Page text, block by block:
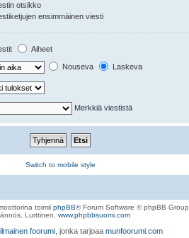
otsikko
ensimmäinen viesti
Aiheet
Nouseva Laskeva
Merkkiä viestistä
Switch to mobile style
toimii phpBB® Forum Software © phpBB Group
Lurttinen, www.phpbbsuomi.com
ilmainen foorumi , jonka tarjoaa munfoorumi.com